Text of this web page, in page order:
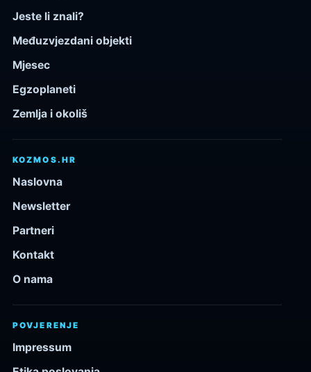
Jeste li znali?
Međuzvjezdani objekti
Mjesec
Egzoplaneti
Zemlja i okoliš
KOZMOS.HR
Naslovna
Newsletter
Partneri
Kontakt
O nama
POVJERENJE
Impressum